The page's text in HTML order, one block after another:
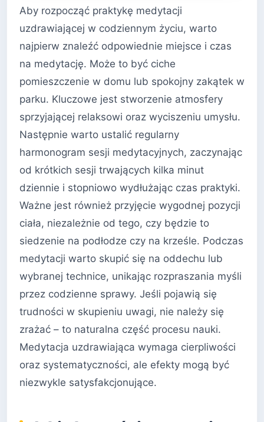
Aby rozpocząć praktykę medytacji
uzdrawiającej w codziennym życiu, warto
najpierw znaleźć odpowiednie miejsce i czas
na medytację. Może to być ciche
pomieszczenie w domu lub spokojny zakątek w
parku. Kluczowe jest stworzenie atmosfery
sprzyjającej relaksowi oraz wyciszeniu umysłu.
Następnie warto ustalić regularny
harmonogram sesji medytacyjnych, zaczynając
od krótkich sesji trwających kilka minut
dziennie i stopniowo wydłużając czas praktyki.
Ważne jest również przyjęcie wygodnej pozycji
ciała, niezależnie od tego, czy będzie to
siedzenie na podłodze czy na krześle. Podczas
medytacji warto skupić się na oddechu lub
wybranej technice, unikając rozpraszania myśli
przez codzienne sprawy. Jeśli pojawią się
trudności w skupieniu uwagi, nie należy się
zrażać – to naturalna część procesu nauki.
Medytacja uzdrawiająca wymaga cierpliwości
oraz systematyczności, ale efekty mogą być
niezwykle satysfakcjonujące.